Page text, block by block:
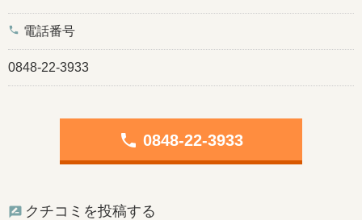
phone 電話番号
0848-22-3933
phone 0848-22-3933
クチコミを投稿する